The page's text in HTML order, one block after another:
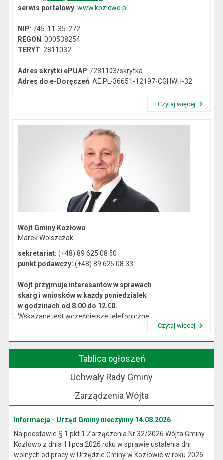
serwis portalowy:www.kozlowo.pl
NIP: 745-11-35-272
REGON: 000538254
TERYT: 2811032
Adres skrytki ePUAP: /281103/skrytka
Adres do e-Doręczeń: AE:PL-36651-12197-CGHWH-32
Czytaj więcej
Wójt Gminy Kozłowo
Marek Wolszczak
sekretariat: (+48) 89 625 08 50
punkt podawczy: (+48) 89 625 08 33
Wójt przyjmuje interesantów w sprawach
skarg i wniosków w każdy poniedziałek
w godzinach od 8.00 do 12.00.
Wskazane jest wcześniejsze telefoniczne
Czytaj więcej
Tablica ogłoszeń
Uchwały Rady Gminy
Zarządzenia Wójta
Informacja - Urząd Gminy nieczynny 14.08.2026
Na podstawie § 1 pkt 1 Zarządzenia Nr 32/2026 Wójta Gminy
Kozłowo z dnia 1 lipca 2026 roku w sprawie ustalenia dni
wolnych od pracy w Urzędzie Gminy w Kozłowie w roku 2026